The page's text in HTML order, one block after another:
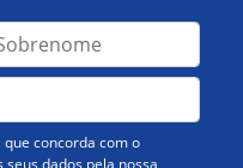
concorda com o